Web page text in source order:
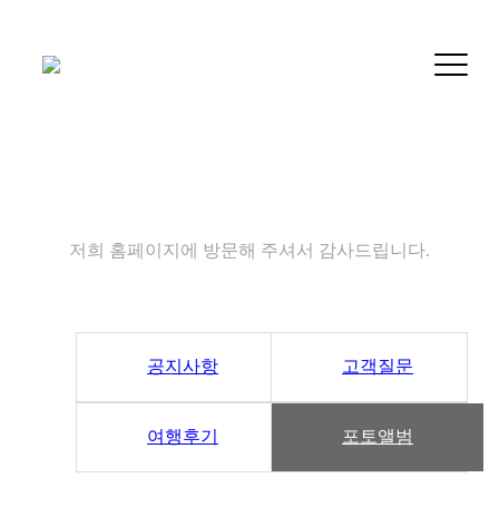
저희 홈페이지에 방문해 주셔서 감사드립니다.
공지사항 고객질문
여행후기 포토앨범